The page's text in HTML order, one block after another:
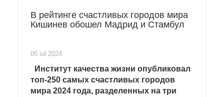
В рейтинге счастливых городов мира
Кишинев обошел Мадрид и Стамбул
05 iul 2024
Институт качества жизни опубликовал
топ-250 самых счастливых городов
мира 2024 года, разделенных на три